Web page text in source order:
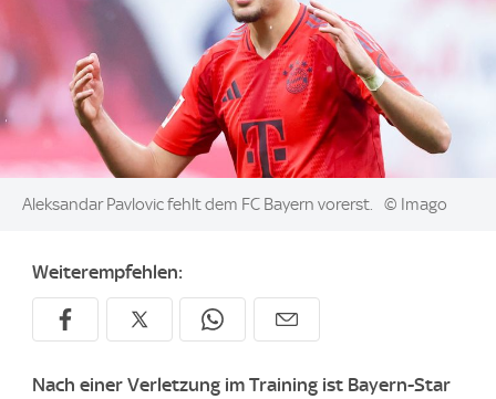
Image:
Aleksandar Pavlovic fehlt dem FC Bayern vorerst. © Imago
Weiterempfehlen:
Nach einer Verletzung im Training ist Bayern-Star